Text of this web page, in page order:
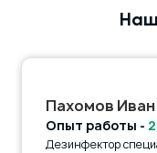
Пахомов Иван
Опыт работы -
Дезинфектор